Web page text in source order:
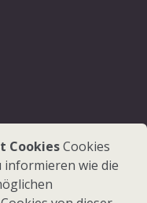
CookiesCookies
wie die